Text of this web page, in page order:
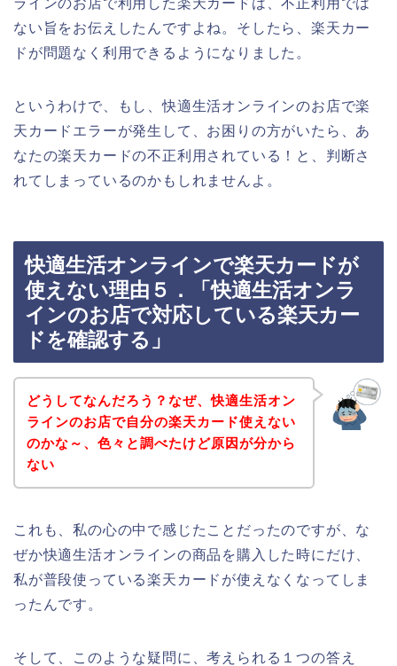
ない旨をお伝えしたんですよね。そしたら、楽天カー
ドが問題なく利用できるようになりました。
というわけで、もし、快適生活オンラインのお店で楽
天カードエラーが発生して、お困りの方がいたら、あ
なたの楽天カードの不正利用されている！と、判断さ
れてしまっているのかもしれませんよ。
快適生活オンラインで楽天カードが
使えない理由５．「快適生活オンラ
インのお店で対応している楽天カー
ドを確認する」
どうしてなんだろう？なぜ、快適生活オン
ラインのお店で自分の楽天カード使えない
のかな～、色々と調べたけど原因が分から
ない
これも、私の心の中で感じたことだったのですが、な
ぜか快適生活オンラインの商品を購入した時にだけ、
私が普段使っている楽天カードが使えなくなってしま
ったんです。
そして、このような疑問に、考えられる１つの答え